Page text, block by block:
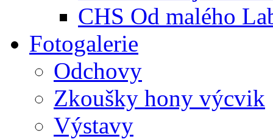
CHS Od malého
Fotogalerie
Odchovy
Zkoušky hony výcvik
Výstavy